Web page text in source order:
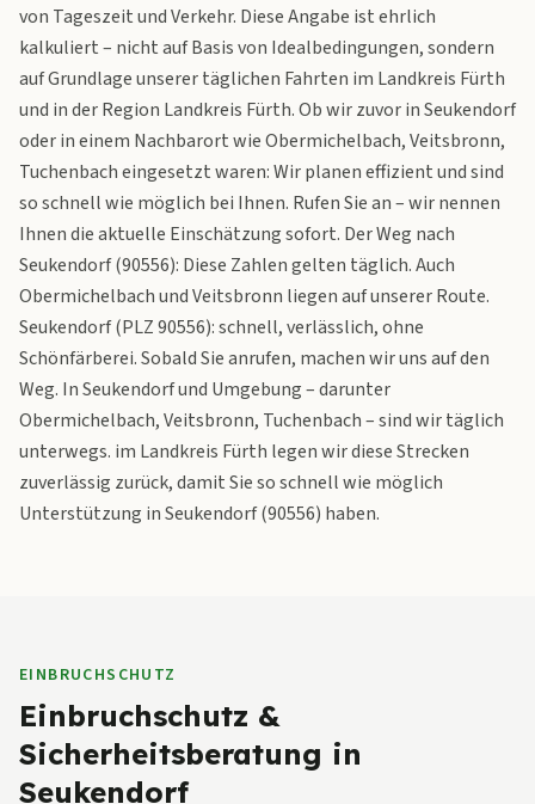
von Tageszeit und Verkehr. Diese Angabe ist ehrlich
kalkuliert – nicht auf Basis von Idealbedingungen, sondern
auf Grundlage unserer täglichen Fahrten im Landkreis Fürth
und in der Region Landkreis Fürth. Ob wir zuvor in Seukendorf
oder in einem Nachbarort wie Obermichelbach, Veitsbronn,
Tuchenbach eingesetzt waren: Wir planen effizient und sind
so schnell wie möglich bei Ihnen. Rufen Sie an – wir nennen
Ihnen die aktuelle Einschätzung sofort. Der Weg nach
Seukendorf (90556): Diese Zahlen gelten täglich. Auch
Obermichelbach und Veitsbronn liegen auf unserer Route.
Seukendorf (PLZ 90556): schnell, verlässlich, ohne
Schönfärberei. Sobald Sie anrufen, machen wir uns auf den
Weg. In Seukendorf und Umgebung – darunter
Obermichelbach, Veitsbronn, Tuchenbach – sind wir täglich
unterwegs. im Landkreis Fürth legen wir diese Strecken
zuverlässig zurück, damit Sie so schnell wie möglich
Unterstützung in Seukendorf (90556) haben.
EINBRUCHSCHUTZ
Einbruchschutz &
Sicherheitsberatung in
Seukendorf